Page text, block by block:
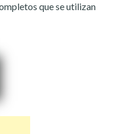
que se utilizan